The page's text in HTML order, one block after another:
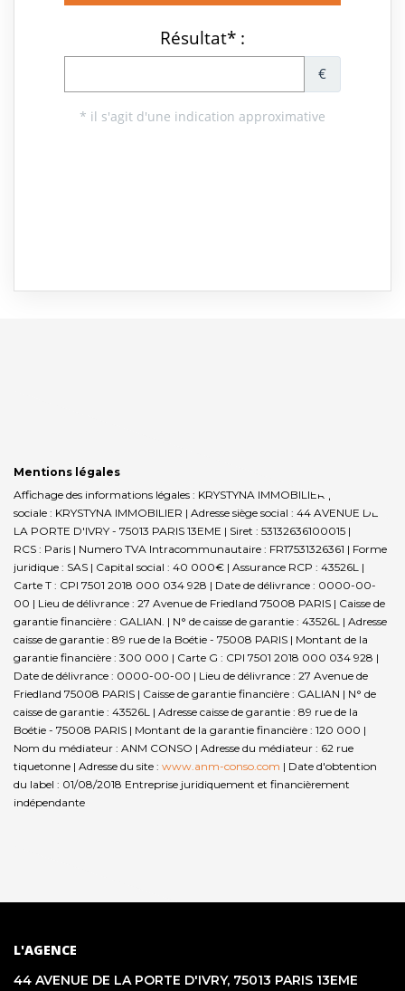
Mentions légales
Affichage des informations légales : KRYSTYNA IMMOBILIER | Raison
sociale : KRYSTYNA IMMOBILIER | Adresse siège social : 44 AVENUE DE
LA PORTE D'IVRY - 75013 PARIS 13EME | Siret : 53132636100015 |
RCS : Paris | Numero TVA Intracommunautaire : FR17531326361 | Forme
juridique : SAS | Capital social : 40 000€ | Assurance RCP : 43526L |
Carte T : CPI 7501 2018 000 034 928 | Date de délivrance : 0000-00-
00 | Lieu de délivrance : 27 Avenue de Friedland 75008 PARIS | Caisse de
garantie financière : GALIAN. | N° de caisse de garantie : 43526L | Adresse
caisse de garantie : 89 rue de la Boétie - 75008 PARIS | Montant de la
garantie financière : 300 000 | Carte G : CPI 7501 2018 000 034 928 |
Date de délivrance : 0000-00-00 | Lieu de délivrance : 27 Avenue de
Friedland 75008 PARIS | Caisse de garantie financière : GALIAN | N° de
caisse de garantie : 43526L | Adresse caisse de garantie : 89 rue de la
Boétie - 75008 PARIS | Montant de la garantie financière : 120 000 |
Nom du médiateur : ANM CONSO | Adresse du médiateur : 62 rue
tiquetonne | Adresse du site : www.anm-conso.com | Date d'obtention
du label : 01/08/2018 Entreprise juridiquement et financièrement
indépendante
L'AGENCE
44 AVENUE DE LA PORTE D'IVRY, 75013 PARIS 13EME